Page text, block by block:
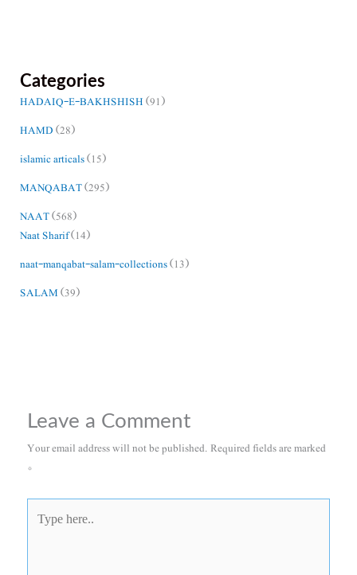
Categories
HADAIQ-E-BAKHSHISH(91)
HAMD(28)
islamic articals(15)
MANQABAT(295)
NAAT(568)
Naat Sharif(14)
naat-manqabat-salam-collections(13)
SALAM(39)
Leave a Comment
Your email address will not be published.Required fields are marked
*
here..